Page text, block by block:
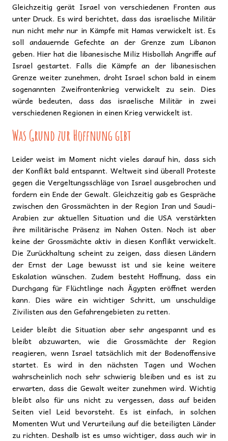
Gleichzeitig gerät Israel von verschiedenen Fronten aus
unter Druck. Es wird berichtet, dass das israelische Militär
nun nicht mehr nur in Kämpfe mit Hamas verwickelt ist. Es
soll andauernde Gefechte an der Grenze zum Libanon
geben. Hier hat die libanesische Miliz Hisbollah Angriffe auf
Israel gestartet. Falls die Kämpfe an der libanesischen
Grenze weiter zunehmen, droht Israel schon bald in einem
sogenannten Zweifrontenkrieg verwickelt zu sein. Dies
würde bedeuten, dass das israelische Militär in zwei
verschiedenen Regionen in einen Krieg verwickelt ist.
Was Grund zur Hoffnung gibt
Leider weist im Moment nicht vieles darauf hin, dass sich
der Konflikt bald entspannt. Weltweit sind überall Proteste
gegen die Vergeltungsschläge von Israel ausgebrochen und
fordern ein Ende der Gewalt. Gleichzeitig gab es Gespräche
zwischen den Grossmächten in der Region Iran und Saudi-
Arabien zur aktuellen Situation und die USA verstärkten
ihre militärische Präsenz im Nahen Osten. Noch ist aber
keine der Grossmächte aktiv in diesen Konflikt verwickelt.
Die Zurückhaltung scheint zu zeigen, dass diesen Ländern
der Ernst der Lage bewusst ist und sie keine weitere
Eskalation wünschen. Zudem besteht Hoffnung, dass ein
Durchgang für Flüchtlinge nach Ägypten eröffnet werden
kann. Dies wäre ein wichtiger Schritt, um unschuldige
Zivilisten aus den Gefahrengebieten zu retten.
Leider bleibt die Situation aber sehr angespannt und es
bleibt abzuwarten, wie die Grossmächte der Region
reagieren, wenn Israel tatsächlich mit der Bodenoffensive
startet. Es wird in den nächsten Tagen und Wochen
wahrscheinlich noch sehr schwierig bleiben und es ist zu
erwarten, dass die Gewalt weiter zunehmen wird. Wichtig
bleibt also für uns nicht zu vergessen, dass auf beiden
Seiten viel Leid bevorsteht. Es ist einfach, in solchen
Momenten Wut und Verurteilung auf die beteiligten Länder
zu richten. Deshalb ist es umso wichtiger, dass auch wir in